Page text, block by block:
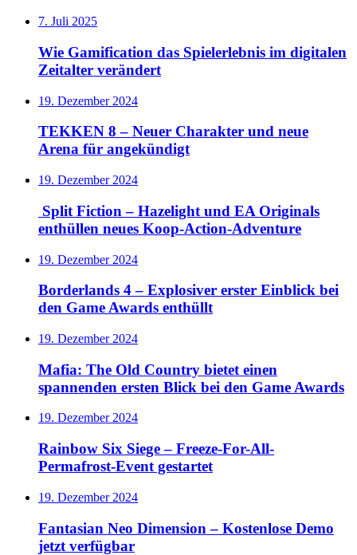
7. Juli 2025
Wie Gamification das Spielerlebnis im digitalen
Zeitalter verändert
19. Dezember 2024
TEKKEN 8 – Neuer Charakter und neue
Arena für angekündigt
19. Dezember 2024
Split Fiction – Hazelight und EA Originals
enthüllen neues Koop-Action-Adventure
19. Dezember 2024
Borderlands 4 – Explosiver erster Einblick bei
den Game Awards enthüllt
19. Dezember 2024
Mafia: The Old Country bietet einen
spannenden ersten Blick bei den Game Awards
19. Dezember 2024
Rainbow Six Siege – Freeze-For-All-
Permafrost-Event gestartet
19. Dezember 2024
Fantasian Neo Dimension – Kostenlose Demo
jetzt verfügbar